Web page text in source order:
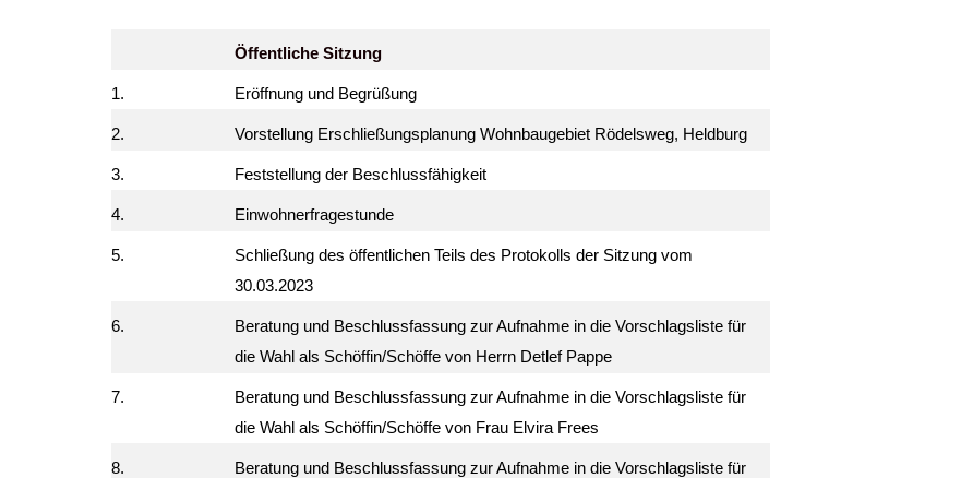
Öffentliche Sitzung
1. Eröffnung und Begrüßung
2. Vorstellung Erschließungsplanung Wohnbaugebiet Rödelsweg, Heldburg
3. Feststellung der Beschlussfähigkeit
4. Einwohnerfragestunde
5.
Schließung des öffentlichen Teils des Protokolls der Sitzung vom
30.03.2023
6.
Beratung und Beschlussfassung zur Aufnahme in die Vorschlagsliste für
die Wahl als Schöffin/Schöffe von Herrn Detlef Pappe
7.
Beratung und Beschlussfassung zur Aufnahme in die Vorschlagsliste für
die Wahl als Schöffin/Schöffe von Frau Elvira Frees
8.
Beratung und Beschlussfassung zur Aufnahme in die Vorschlagsliste für